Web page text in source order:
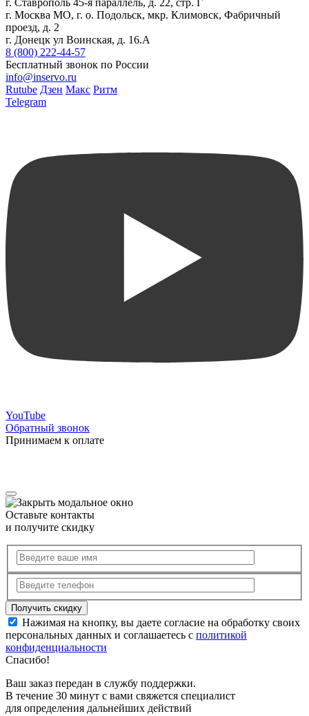
г. Ставрополь 45-я параллель, д. 22, стр. Г
г. Москва МО, г. о. Подольск, мкр. Климовск, Фабричный
проезд, д. 2
г. Донецк ул Воинская, д. 16.А
8 (800) 222-44-57
Бесплатный звонок по России
info@inservo.ru
Rutube Дзен Макс Ритм
Telegram
YouTube
Обратный звонок
Принимаем к оплате
Оставьте контакты
и получите скидку
Нажимая на кнопку, вы даете согласие на обработку своих
персональных данных и соглашаетесь с политикой
конфиденциальности
Спасибо!
Ваш заказ передан в службу поддержки.
В течение 30 минут с вами свяжется специалист
для определения дальнейших действий